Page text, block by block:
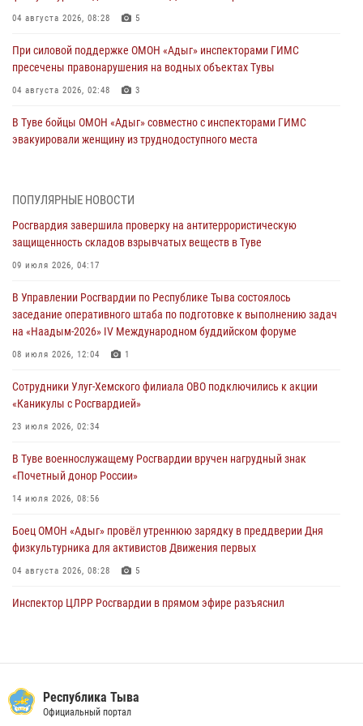
04 августа 2026, 08:28 5
При силовой поддержке ОМОН «Адыг» инспекторами ГИМС
пресечены правонарушения на водных объектах Тувы
04 августа 2026, 02:48 3
В Туве бойцы ОМОН «Адыг» совместно с инспекторами ГИМС
эвакуировали женщину из труднодоступного места
Росгвардия проверила организацию отдыха детей в детских
31 июля 2026, 03:49
Сотрудники вневедомственной охраны приняли участие в акции
29 июля 2026, 09:41
26 сигналов «Тревога» с автотранспортов отработали экипажи
задержаний Росгвардии в Туве с начала года
В Туве офицер Росгвардии подвела итоги юбилейного личного
забега
ПОПУЛЯРНЫЕ НОВОСТИ
Росгвардия завершила проверку на антитеррористическую
защищенность складов взрывчатых веществ в Туве
09 июля 2026, 04:17
В Управлении Росгвардии по Республике Тыва состоялось
заседание оперативного штаба по подготовке к выполнению задач
на «Наадым-2026» IV Международном буддийском форуме
08 июля 2026, 12:04 1
Сотрудники Улуг-Хемского филиала ОВО подключились к акции
«Каникулы с Росгвардией»
23 июля 2026, 02:34
В Туве военнослужащему Росгвардии вручен нагрудный знак
«Почетный донор России»
14 июля 2026, 08:56
Боец ОМОН «Адыг» провёл утреннюю зарядку в преддверии Дня
физкультурника для активистов Движения первых
04 августа 2026, 08:28 5
Инспектор ЦЛРР Росгвардии в прямом эфире разъяснил
Спортсмены Росгвардии стали победителями и призерами
Чемпионата по лёгкой атлетике Наадым-2026
Республика Тыва
Официальный портал